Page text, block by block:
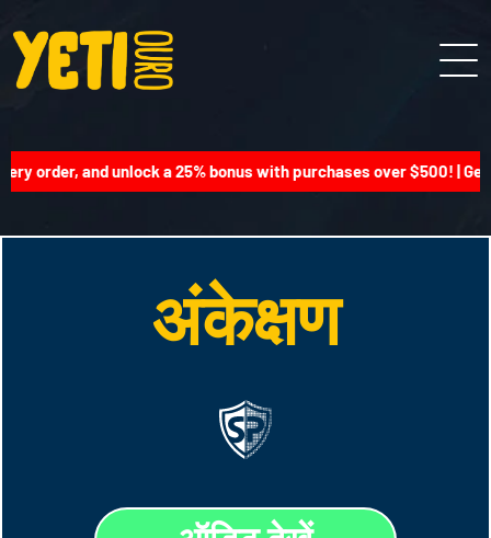
order, and unlock a 25% bonus with purchases over $500! |
अंकेक्षण